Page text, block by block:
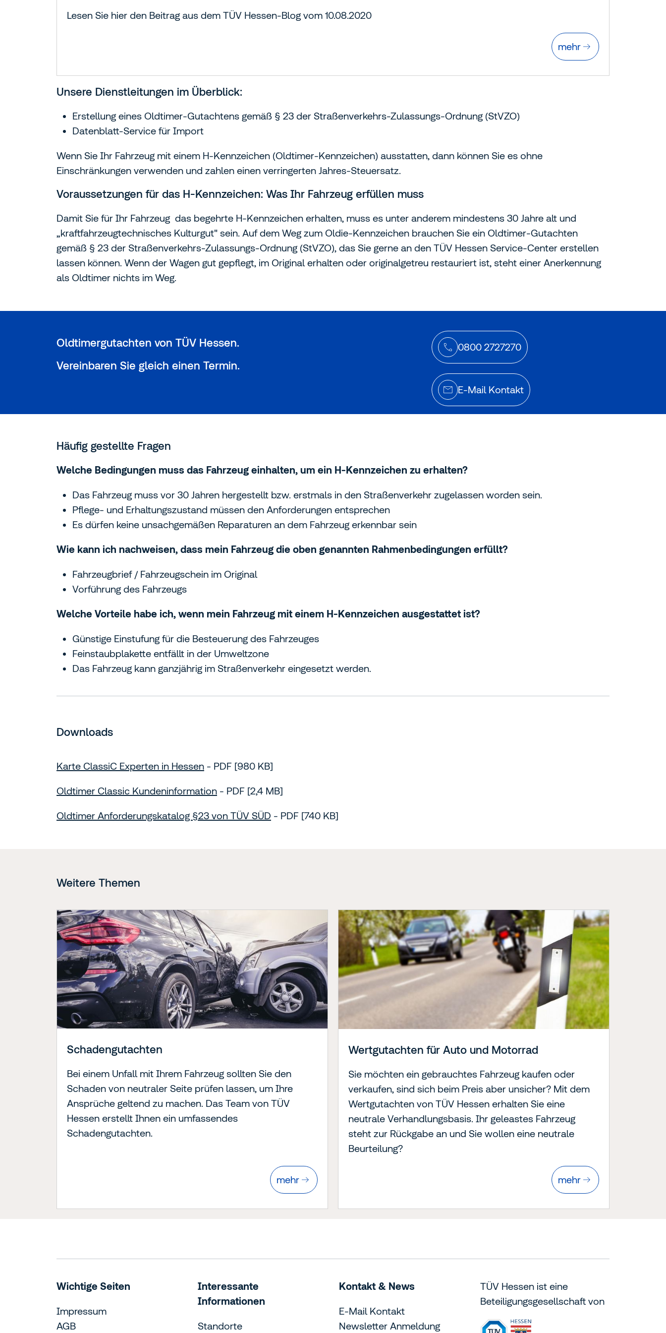
Lesen Sie hier den Beitrag aus dem TÜV Hessen-Blog vom 10.08.2020
mehr
Unsere Dienstleitungen im Überblick:
Erstellung eines Oldtimer-Gutachtens gemäß § 23 der Straßenverkehrs-Zulassungs-Ordnung (StVZO)
Datenblatt-Service für Import
Wenn Sie Ihr Fahrzeug mit einem H-Kennzeichen (Oldtimer-Kennzeichen) ausstatten, dann können Sie es ohne
Einschränkungen verwenden und zahlen einen verringerten Jahres-Steuersatz.
Voraussetzungen für das H-Kennzeichen: Was Ihr Fahrzeug erfüllen muss
Damit Sie für Ihr Fahrzeug das begehrte H-Kennzeichen erhalten, muss es unter anderem mindestens 30 Jahre alt und
„kraftfahrzeugtechnisches Kulturgut" sein. Auf dem Weg zum Oldie-Kennzeichen brauchen Sie ein Oldtimer-Gutachten
gemäß § 23 der Straßenverkehrs-Zulassungs-Ordnung (StVZO), das Sie gerne an den TÜV Hessen Service-Center erstellen
lassen können. Wenn der Wagen gut gepflegt, im Original erhalten oder originalgetreu restauriert ist, steht einer Anerkennung
als Oldtimer nichts im Weg.
Oldtimergutachten von TÜV Hessen.
Vereinbaren Sie gleich einen Termin.
0800 2727270
E-Mail Kontakt
Häufig gestellte Fragen
Welche Bedingungen muss das Fahrzeug einhalten, um ein H-Kennzeichen zu erhalten?
Das Fahrzeug muss vor 30 Jahren hergestellt bzw. erstmals in den Straßenverkehr zugelassen worden sein.
Pflege- und Erhaltungszustand müssen den Anforderungen entsprechen
Es dürfen keine unsachgemäßen Reparaturen an dem Fahrzeug erkennbar sein
Wie kann ich nachweisen, dass mein Fahrzeug die oben genannten Rahmenbedingungen erfüllt?
Fahrzeugbrief / Fahrzeugschein im Original
Vorführung des Fahrzeugs
Welche Vorteile habe ich, wenn mein Fahrzeug mit einem H-Kennzeichen ausgestattet ist?
Günstige Einstufung für die Besteuerung des Fahrzeuges
Feinstaubplakette entfällt in der Umweltzone
Das Fahrzeug kann ganzjährig im Straßenverkehr eingesetzt werden.
Downloads
Karte ClassiC Experten in Hessen - PDF [980 KB]
Oldtimer Classic Kundeninformation - PDF [2,4 MB]
Oldtimer Anforderungskatalog §23 von TÜV SÜD - PDF [740 KB]
Weitere Themen
Schadengutachten
Bei einem Unfall mit Ihrem Fahrzeug sollten Sie den
Schaden von neutraler Seite prüfen lassen, um Ihre
Ansprüche geltend zu machen. Das Team von TÜV
Hessen erstellt Ihnen ein umfassendes
Schadengutachten.
mehr
Wertgutachten für Auto und Motorrad
Sie möchten ein gebrauchtes Fahrzeug kaufen oder
verkaufen, sind sich beim Preis aber unsicher? Mit dem
Wertgutachten von TÜV Hessen erhalten Sie eine
neutrale Verhandlungsbasis. Ihr geleastes Fahrzeug
steht zur Rückgabe an und Sie wollen eine neutrale
Beurteilung?
mehr
Wichtige Seiten
Impressum
AGB
Interessante
Informationen
Standorte
Kontakt & News
E-Mail Kontakt
Newsletter Anmeldung
TÜV Hessen ist eine
Beteiligungsgesellschaft von